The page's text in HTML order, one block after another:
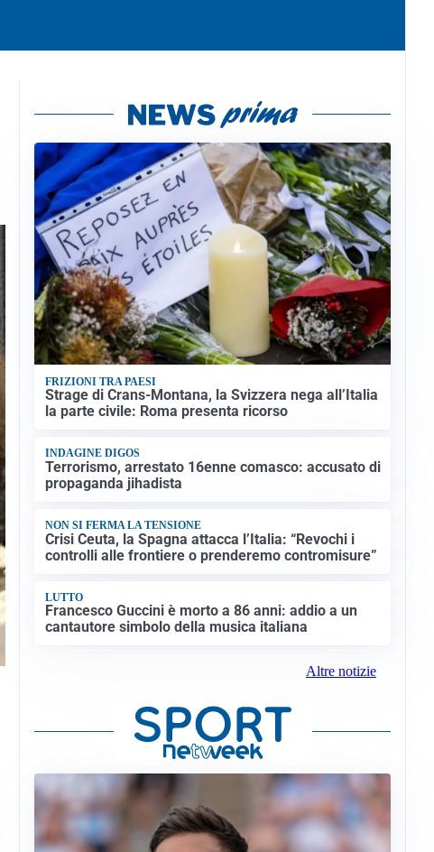
FRIZIONI TRA PAESI
Strage di Crans-Montana, la Svizzera nega all’Italia
la parte civile: Roma presenta ricorso
INDAGINE DIGOS
Terrorismo, arrestato 16enne comasco: accusato di
propaganda jihadista
NON SI FERMA LA TENSIONE
Crisi Ceuta, la Spagna attacca l’Italia: “Revochi i
controlli alle frontiere o prenderemo contromisure”
LUTTO
Francesco Guccini è morto a 86 anni: addio a un
cantautore simbolo della musica italiana
Altre notizie